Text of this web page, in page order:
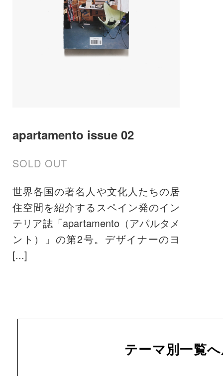
apartamento issue 02
SOLD OUT
世界各国の著名人や文化人たちの居
住空間を紹介するスペイン発のイン
テリア誌「apartamento（アパルタメ
ント）」の第2号。デザイナーのヨ
[...]
テーマ別一覧